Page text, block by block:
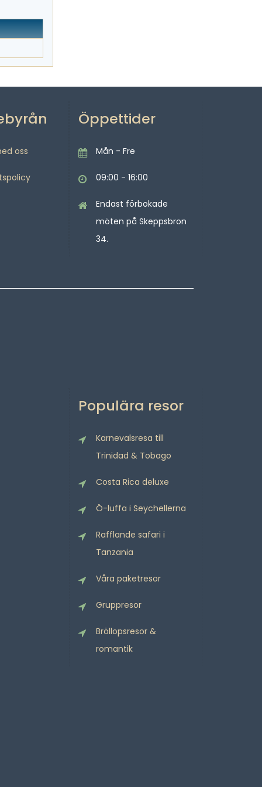
oss
Öppettider
Mån - Fre
09:00 - 16:00
Endast förbokade
möten på Skeppsbron
34.
Populära resor
Karnevalsresa till
Trinidad & Tobago
Costa Rica deluxe
Ö-luffa i Seychellerna
Rafflande safari i
Tanzania
Våra paketresor
Gruppresor
Bröllopsresor &
romantik